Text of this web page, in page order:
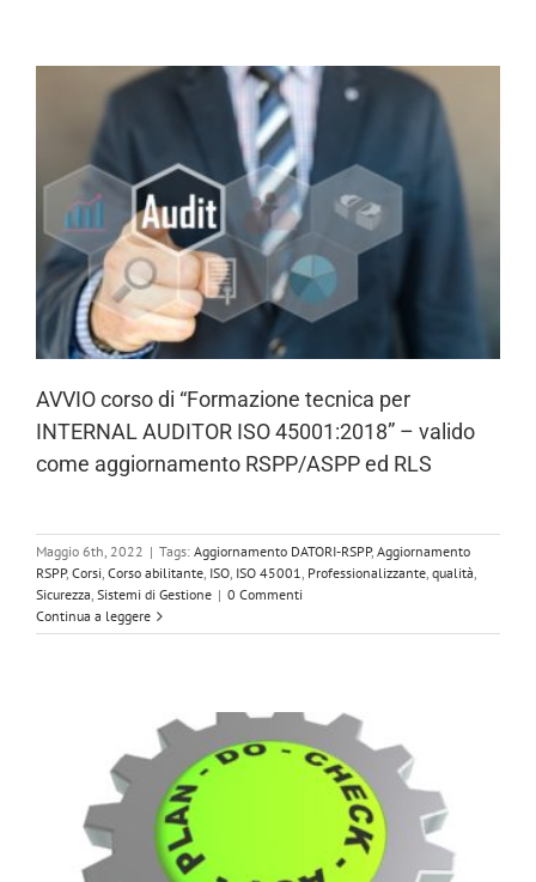
AVVIO corso di “Formazione tecnica per
INTERNAL AUDITOR ISO 45001:2018” – valido
come aggiornamento RSPP/ASPP ed RLS
Maggio 6th, 2022 | Tags: Aggiornamento DATORI-RSPP, Aggiornamento
RSPP, Corsi, Corso abilitante, ISO, ISO 45001, Professionalizzante, qualità,
Sicurezza, Sistemi di Gestione | 0 Commenti
Continua a leggere